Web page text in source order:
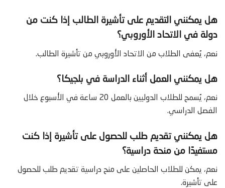
هل يمكنني التقديم على تأشيرة الطالب إذا كنت من
دولة في الاتحاد الأوروبي؟
نعم، يُعفى الطلاب من الاتحاد الأوروبي من تأشيرة الطالب.
هل يمكنني العمل أثناء الدراسة في بلجيكا؟
نعم، يُسمح للطلاب الدوليين بالعمل 20 ساعة في الأسبوع خلال
الفصل الدراسي.
هل يمكنني تقديم طلب للحصول على تأشيرة إذا كنت
مستفيدًا من منحة دراسية؟
نعم، يمكن للطلاب الحاصلين على منح دراسية تقديم طلب للحصول
على تأشيرة.